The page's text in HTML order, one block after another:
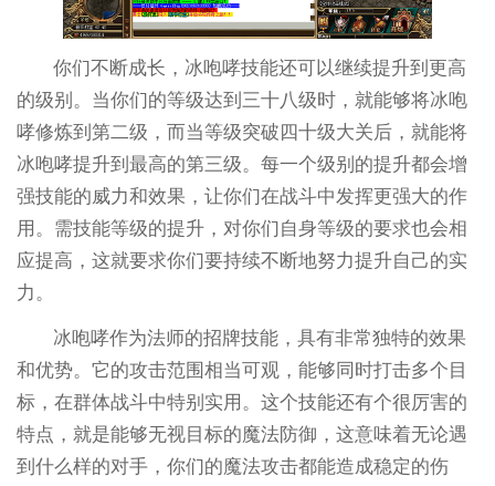
你们不断成长，冰咆哮技能还可以继续提升到更高
的级别。当你们的等级达到三十八级时，就能够将冰咆
哮修炼到第二级，而当等级突破四十级大关后，就能将
冰咆哮提升到最高的第三级。每一个级别的提升都会增
强技能的威力和效果，让你们在战斗中发挥更强大的作
用。需技能等级的提升，对你们自身等级的要求也会相
应提高，这就要求你们要持续不断地努力提升自己的实
力。
冰咆哮作为法师的招牌技能，具有非常独特的效果
和优势。它的攻击范围相当可观，能够同时打击多个目
标，在群体战斗中特别实用。这个技能还有个很厉害的
特点，就是能够无视目标的魔法防御，这意味着无论遇
到什么样的对手，你们的魔法攻击都能造成稳定的伤